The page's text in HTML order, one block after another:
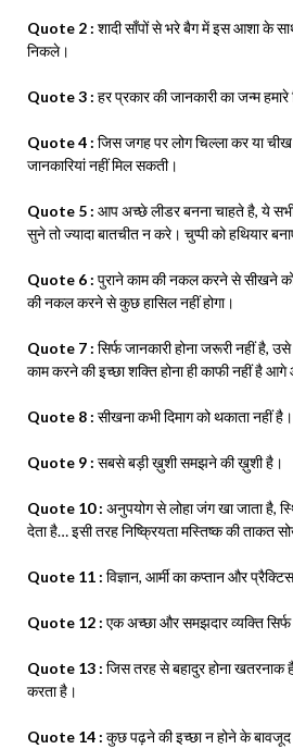
Quote 2 : शादी साँपों से भरे बैग में इस आशा के
निकले।
Quote 3 : हर प्रकार की जानकारी का जन्म हमारे
Quote 4 : जिस जगह पर लोग चिल्ला कर या
जानकारियां नहीं मिल सकती।
Quote 5 : आप अच्छे लीडर बनना चाहते है, ये
सुने तो ज्यादा बातचीत न करे। चुप्पी को हथियार
Quote 6 : पुराने काम की नकल करने से सीखने
की नकल करने से कुछ हासिल नहीं होगा।
Quote 7 : सिर्फ जानकारी होना जरूरी नहीं है,
काम करने की इच्छा शक्ति होना ही काफी नहीं है
Quote 8 : सीखना कभी दिमाग को थकाता नहीं है।
Quote 9 : सबसे बड़ी ख़ुशी समझने की ख़ुशी है।
Quote 10 : अनुपयोग से लोहा जंग खा जाता है,
देता है… इसी तरह निष्क्रियता मस्तिष्क की ताकत
Quote 11 : विज्ञान, आर्मी का कप्तान और
Quote 12 : एक अच्छा और समझदार व्यक्ति
Quote 13 : जिस तरह से बहादुर होना खतरनाक
करता है।
Quote 14 : कुछ पढ़ने की इच्छा न होने के